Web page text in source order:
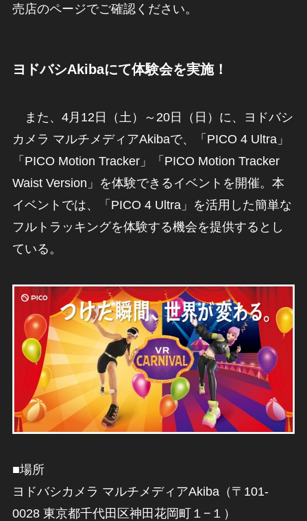
売店のページでご確認ください。
ヨドバシAkibaにて体験会を実施！
また、4月12日（土）～20日（日）に、ヨドバシ
カメラ マルチメディアAkibaで、「PICO 4 Ultra」
「PICO Motion Tracker」「PICO Motion Tracker
Waist Version」を体験できるイベントを開催。本
イベントでは、「PICO 4 Ultra」を活用した簡単な
フルトラッキングを体験する機会を提供するとし
ている。
■場所
ヨドバシカメラ マルチメディアAkiba（〒101-
0028 東京都千代田区神田花岡町１−１）